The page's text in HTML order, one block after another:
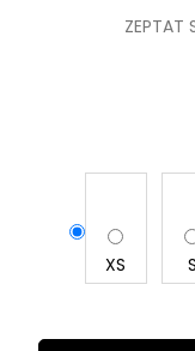
XS S
ZEPTAT